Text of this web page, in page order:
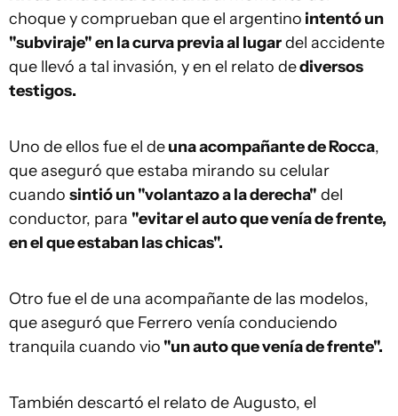
choque y comprueban que el argentino intentó un
"subviraje" en la curva previa al lugardel accidente
que llevó a tal invasión, y en el relato dediversos
testigos.
Uno de ellos fue el deuna acompañante de Rocca,
que aseguró que estaba mirando su celular
cuando sintió un "volantazo a la derecha" del
conductor, para "evitar el auto que venía de frente,
en el que estaban las chicas".
Otro fue el de una acompañante de las modelos,
que aseguró que Ferrero venía conduciendo
tranquila cuando vio "un auto que venía de frente".
También descartó el relato de Augusto, el